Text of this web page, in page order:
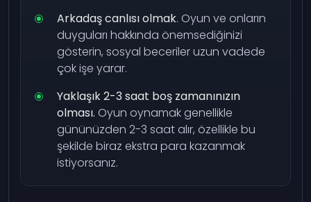
Arkadaş canlısı olmak. Oyun ve onların
duyguları hakkında önemsediğinizi
gösterin, sosyal beceriler uzun vadede
çok işe yarar.
Yaklaşık 2-3 saat boş zamanınızın
olması. Oyun oynamak genellikle
gününüzden 2-3 saat alır, özellikle bu
şekilde biraz ekstra para kazanmak
istiyorsanız.